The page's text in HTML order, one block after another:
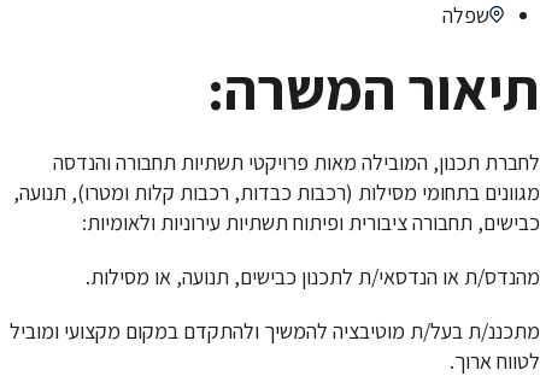
שפלה
תיאור המשרה:
לחברת תכנון, המובילה מאות פרויקטי תשתיות תחבורה והנדסה
מגוונים בתחומי מסילות (רכבות כבדות, רכבות קלות ומטרו), תנועה,
כבישים, תחבורה ציבורית ופיתוח תשתיות עירוניות ולאומיות:
מהנדס/ת או הנדסאי/ת לתכנון כבישים, תנועה, או מסילות.
מתכננ/ת בעל/ת מוטיבציה להמשיך ולהתקדם במקום מקצועי ומוביל
לטווח ארוך.